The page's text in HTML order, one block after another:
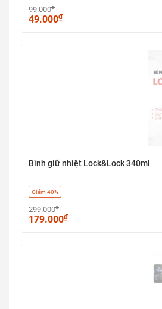
99.000₫
49.000₫
Bình giữ nhiệt Lock&Lock 340ml
Giảm 40%
299.000₫
179.000₫